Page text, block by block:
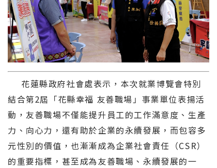
花蓮縣政府社會處表示，本次就業博覽會特別
結合第2屆「花縣幸福 友善職場」事業單位表揚活
動，友善職場不僅能提升員工的工作滿意度、生產
力、向心力，還有助於企業的永續發展，而包容多
元性別的價值，也漸漸成為企業社會責任（CSR）
的重要指標，甚至成為友善職場、永續發展的一